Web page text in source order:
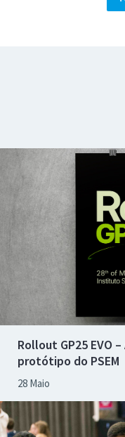
Rollout GP25 EVO
protótipo do PSEM
28 Maio